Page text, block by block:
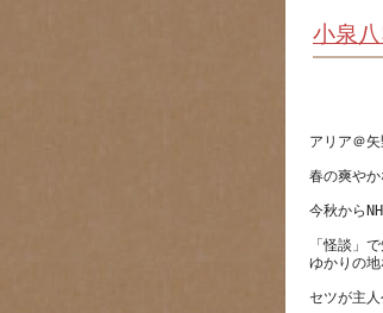
小泉
春の爽やか
「怪談」